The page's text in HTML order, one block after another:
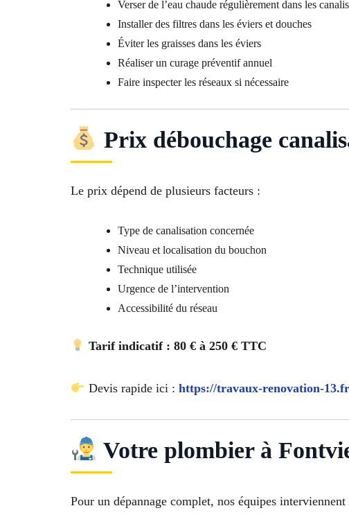
Verser de l’eau chaude régulièrement dans les
Installer des filtres dans les éviers et douches
Éviter les graisses dans les éviers
Réaliser un curage préventif annuel
Faire inspecter les réseaux si nécessaire
Prix débouchage
Le prix dépend de plusieurs facteurs :
Type de canalisation concernée
Niveau et localisation du bouchon
Technique utilisée
Urgence de l’intervention
Accessibilité du réseau
Tarif indicatif : 80 € à 250 € TTC
Devis rapide ici : https://travaux-renovation-
Votre plombier à
Pour un dépannage complet, nos équipes interviennent